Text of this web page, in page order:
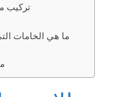
تركيب
ما هي الخامات